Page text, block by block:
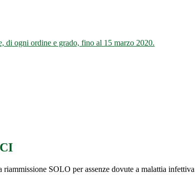
di ogni ordine e grado, fino al 15 marzo 2020.
SOLO per assenze dovute a malattia